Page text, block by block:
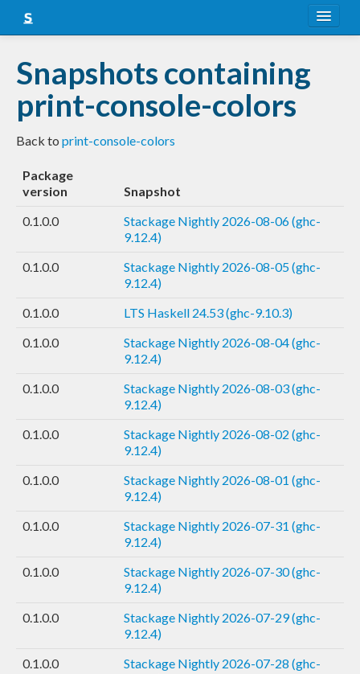
Snapshots
LTS
Nightly
FAQ
Snapshots containing
print-console-colors
Back to print-console-colors
Package
version
Snapshot
0.1.0.0
Stackage Nightly 2026-08-06 (ghc-
9.12.4)
0.1.0.0
Stackage Nightly 2026-08-05 (ghc-
9.12.4)
0.1.0.0
LTS Haskell 24.53 (ghc-9.10.3)
0.1.0.0
Stackage Nightly 2026-08-04 (ghc-
9.12.4)
0.1.0.0
Stackage Nightly 2026-08-03 (ghc-
9.12.4)
0.1.0.0
Stackage Nightly 2026-08-02 (ghc-
9.12.4)
0.1.0.0
Stackage Nightly 2026-08-01 (ghc-
9.12.4)
0.1.0.0
Stackage Nightly 2026-07-31 (ghc-
9.12.4)
0.1.0.0
Stackage Nightly 2026-07-30 (ghc-
9.12.4)
0.1.0.0
Stackage Nightly 2026-07-29 (ghc-
9.12.4)
0.1.0.0
Stackage Nightly 2026-07-28 (ghc-